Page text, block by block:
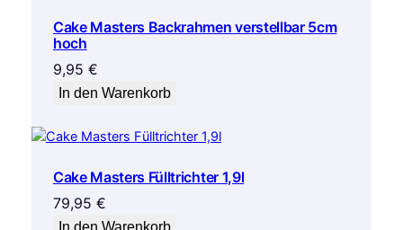
Cake Masters Backrahmen verstellbar 5cm
hoch
9,95 €
In den Warenkorb
Cake Masters Fülltrichter 1,9l
79,95 €
In den Warenkorb